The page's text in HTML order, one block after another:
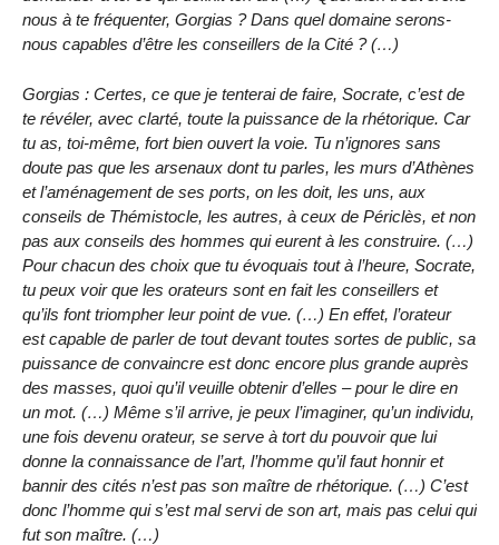
nous à te fréquenter, Gorgias ? Dans quel domaine serons-
nous capables d’être les conseillers de la Cité ? (…)
Gorgias : Certes, ce que je tenterai de faire, Socrate, c’est de
te révéler, avec clarté, toute la puissance de la rhétorique. Car
tu as, toi-même, fort bien ouvert la voie. Tu n’ignores sans
doute pas que les arsenaux dont tu parles, les murs d’Athènes
et l’aménagement de ses ports, on les doit, les uns, aux
conseils de Thémistocle, les autres, à ceux de Périclès, et non
pas aux conseils des hommes qui eurent à les construire. (…)
Pour chacun des choix que tu évoquais tout à l’heure, Socrate,
tu peux voir que les orateurs sont en fait les conseillers et
qu’ils font triompher leur point de vue. (…) En effet, l’orateur
est capable de parler de tout devant toutes sortes de public, sa
puissance de convaincre est donc encore plus grande auprès
des masses, quoi qu’il veuille obtenir d’elles – pour le dire en
un mot. (…) Même s’il arrive, je peux l’imaginer, qu’un individu,
une fois devenu orateur, se serve à tort du pouvoir que lui
donne la connaissance de l’art, l’homme qu’il faut honnir et
bannir des cités n’est pas son maître de rhétorique. (…) C’est
donc l’homme qui s’est mal servi de son art, mais pas celui qui
fut son maître. (…)